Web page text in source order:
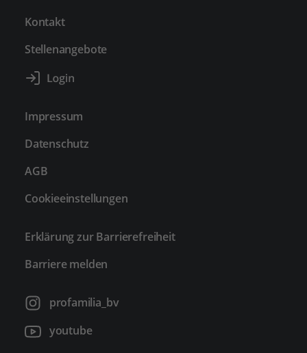
Kontakt
Stellenangebote
Impressum
Datenschutz
AGB
Cookieeinstellungen
Erklärung zur Barrierefreiheit
Barriere melden
profamilia_bv
youtube